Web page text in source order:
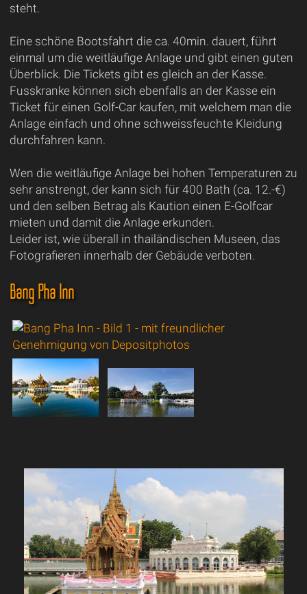
steht.
Eine schöne Bootsfahrt die ca. 40min. dauert, führt
einmal um die weitläufige Anlage und gibt einen guten
Überblick. Die Tickets gibt es gleich an der Kasse.
Fusskranke können sich ebenfalls an der Kasse ein
Ticket für einen Golf-Car kaufen, mit welchem man die
Anlage einfach und ohne schweissfeuchte Kleidung
durchfahren kann.
Wen die weitläufige Anlage bei hohen Temperaturen zu
sehr anstrengt, der kann sich für 400 Bath (ca. 12.-€)
und den selben Betrag als Kaution einen E-Golfcar
mieten und damit die Anlage erkunden.
Leider ist, wie überall in thailändischen Museen, das
Fotografieren innerhalb der Gebäude verboten.
Bang Pha Inn